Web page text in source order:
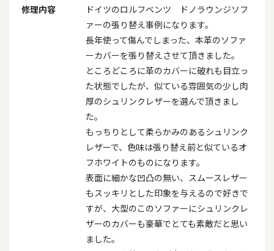
修理内容
ドイツのロルフベンツ ドノラウンジソフ
ァーの張り替え事例になります。
長年使って傷んでしまった、本革のソファ
ーカバーを張り替えさせて頂きました。
ところどころに革のカバーに破れも目立っ
た状態でしたが、似ている雰囲気の少し肉
厚のシュリンクレザーを選んで頂きまし
た。
もっちりとして柔らかみのあるシュリンク
レザーで、色味は張り替え前と似ているオ
フホワイトのものになります。
表面に細かな凹凸の無い、スムースレザー
もスッキリとした印象を与えるので好きで
すが、大型のこのソファーにシュリンクレ
ザーのカバーも豪華でとても素敵だと思い
ました。